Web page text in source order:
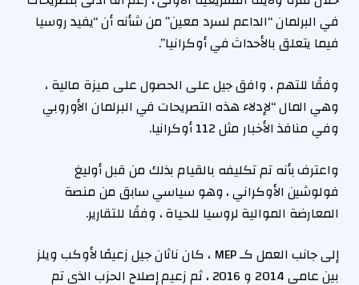
في البرلمان “الداعم لسرد معين” من شأنه أن “يفيد روسيا
فيما يتعلق بالأحداث في أوكرانيا”.
وفقًا للتهم ، وافق جيل على الحصول على ميزة مالية ،
وهي المال “لإدلاء هذه التصريحات في البرلمان الأوروبي
وفي منافذ الأخبار مثل 112 أوكرانيا.
واعترف بأنه تم تكليفه بالقيام بذلك من قبل أوليغ
فولوشين الأوكراني ، وهو سياسي سابق من منصة
المعارضة الموالية لروسيا للحياة ، وفقًا للتقارير.
إلى جانب العمل كـ MEP ، كان ناثان جيل زعيمًا لأوكب ويلز
بين عامي 2014 و 2016 ، ثم زعيم إصلاح الحزب الذي تم